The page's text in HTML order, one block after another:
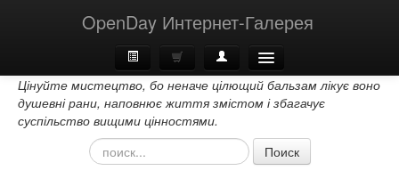
OpenDay Интернет-Галерея
Главная
О Нас
Цінуйте мистецтво, бо неначе цілющий бальзам лікує воно
душевні рани, наповнює життя змістом і збагачує
суспільство вищими цінностями.
Поиск